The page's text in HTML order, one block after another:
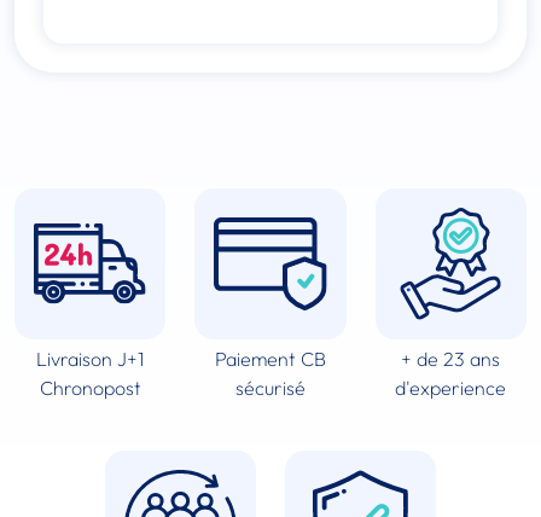
Livraison J+1
Chronopost
Paiement CB
sécurisé
+ de 23 ans
d'experience